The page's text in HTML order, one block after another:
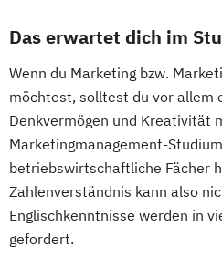
Das erwartet dich im
Wenn du Marketing bzw.
möchtest, solltest du vor allem
Denkvermögen und Kreativität
Marketingmanagement-
betriebswirtschaftliche Fächer
Zahlenverständnis kann also
Englischkenntnisse werden in
gefordert.